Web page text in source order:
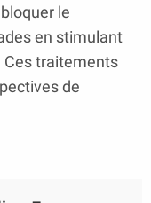
le
en stimulant
Ces traitements
de